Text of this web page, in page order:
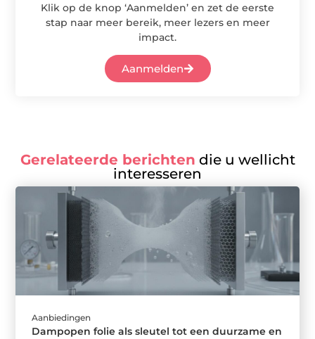
Klik op de knop ‘Aanmelden’ en zet de eerste
stap naar meer bereik, meer lezers en meer
impact.
Aanmelden
Gerelateerde berichten die u wellicht
interesseren
Aanbiedingen
Dampopen folie als sleutel tot een duurzame en